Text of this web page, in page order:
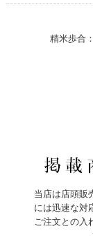
精米歩合
当店は店頭販
には迅速な対
ご注文との入